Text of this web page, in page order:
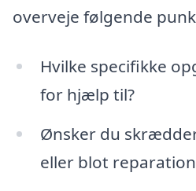
overveje følgende
Hvilke specifikke
for hjælp til?
Ønsker du
eller blot